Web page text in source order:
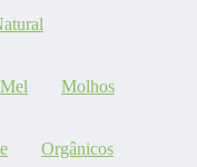
Mel
Molhos
Orgânicos